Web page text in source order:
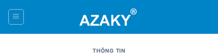
THÔNG TIN